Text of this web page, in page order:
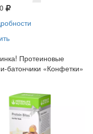
Протеиновые
батончики «Конфетки»